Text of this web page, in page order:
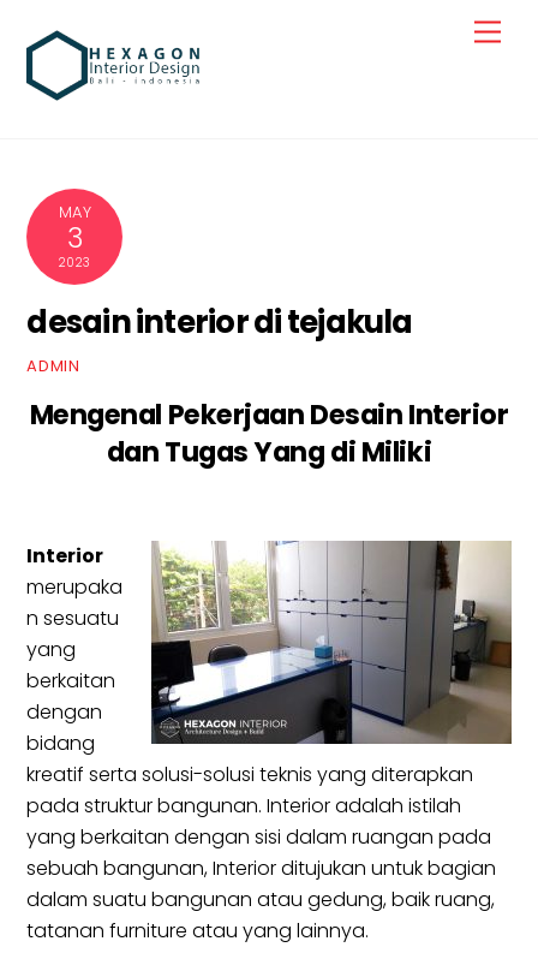
content
MAY
3
2023
desain interior di tejakula
ADMIN
Mengenal Pekerjaan Desain Interior
dan Tugas Yang di Miliki
Interior
merupaka
n sesuatu
yang
berkaitan
dengan
bidang
kreatif serta solusi-solusi teknis yang diterapkan
pada struktur bangunan. Interior adalah istilah
yang berkaitan dengan sisi dalam ruangan pada
sebuah bangunan, Interior ditujukan untuk bagian
dalam suatu bangunan atau gedung, baik ruang,
tatanan furniture atau yang lainnya.